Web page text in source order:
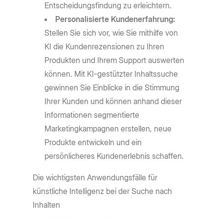
Entscheidungsfindung zu erleichtern.
Personalisierte Kundenerfahrung:
Stellen Sie sich vor, wie Sie mithilfe von
KI die Kundenrezensionen zu Ihren
Produkten und Ihrem Support auswerten
können. Mit KI-gestützter Inhaltssuche
gewinnen Sie Einblicke in die Stimmung
Ihrer Kunden und können anhand dieser
Informationen segmentierte
Marketingkampagnen erstellen, neue
Produkte entwickeln und ein
persönlicheres Kundenerlebnis schaffen.
Die wichtigsten Anwendungsfälle für
künstliche Intelligenz bei der Suche nach
Inhalten